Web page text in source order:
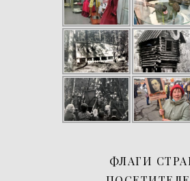
ФЛАГИ